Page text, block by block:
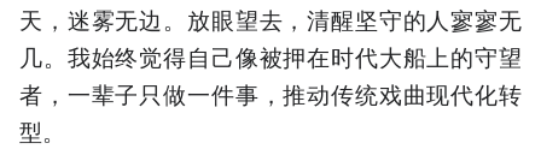
天，迷雾无边。放眼望去，清醒坚守的人寥寥无
几。我始终觉得自己像被押在时代大船上的守望
者，一辈子只做一件事，推动传统戏曲现代化转
型。